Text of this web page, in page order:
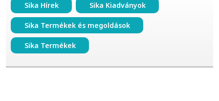
Sika Hírek Sika Kiadványok
Sika Termékek és megoldások
Sika Termékek